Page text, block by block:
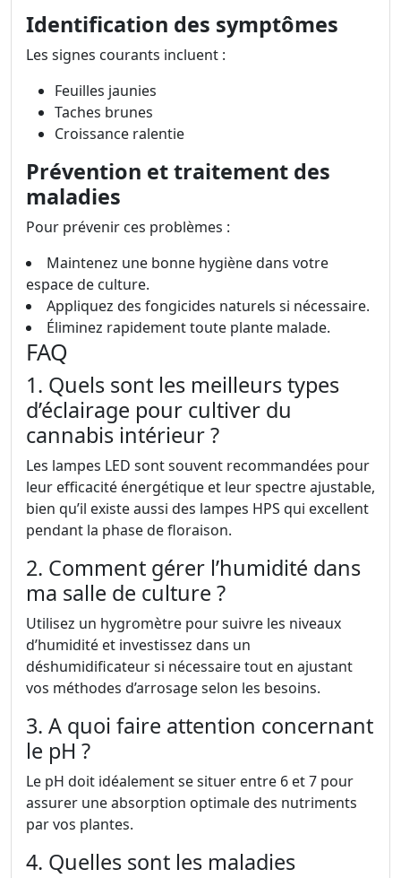
Identification des symptômes
Les signes courants incluent :
Feuilles jaunies
Taches brunes
Croissance ralentie
Prévention et traitement des
maladies
Pour prévenir ces problèmes :
Maintenez une bonne hygiène dans votre
espace de culture.
Appliquez des fongicides naturels si nécessaire.
Éliminez rapidement toute plante malade.
FAQ
1. Quels sont les meilleurs types
d’éclairage pour cultiver du
cannabis intérieur ?
Les lampes LED sont souvent recommandées pour
leur efficacité énergétique et leur spectre ajustable,
bien qu’il existe aussi des lampes HPS qui excellent
pendant la phase de floraison.
2. Comment gérer l’humidité dans
ma salle de culture ?
Utilisez un hygromètre pour suivre les niveaux
d’humidité et investissez dans un
déshumidificateur si nécessaire tout en ajustant
vos méthodes d’arrosage selon les besoins.
3. A quoi faire attention concernant
le pH ?
Le pH doit idéalement se situer entre 6 et 7 pour
assurer une absorption optimale des nutriments
par vos plantes.
4. Quelles sont les maladies